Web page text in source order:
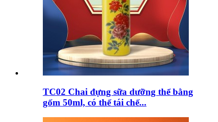
TC02 Chai đựng sữa dưỡng thể bằng
gốm 50ml, có thể tái chế...